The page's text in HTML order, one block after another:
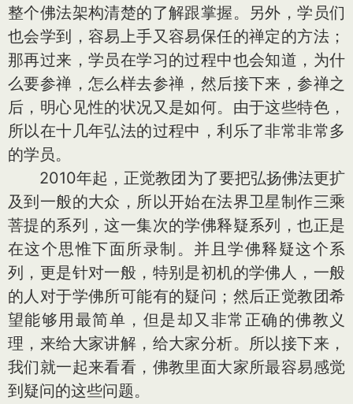
整个佛法架构清楚的了解跟掌握。另外，学员们
也会学到，容易上手又容易保任的禅定的方法；
那再过来，学员在学习的过程中也会知道，为什
么要参禅，怎么样去参禅，然后接下来，参禅之
后，明心见性的状况又是如何。由于这些特色，
所以在十几年弘法的过程中，利乐了非常非常多
的学员。
2010年起，正觉教团为了要把弘扬佛法更扩
及到一般的大众，所以开始在法界卫星制作三乘
菩提的系列，这一集次的学佛释疑系列，也正是
在这个思惟下面所录制。并且学佛释疑这个系
列，更是针对一般，特别是初机的学佛人，一般
的人对于学佛所可能有的疑问；然后正觉教团希
望能够用最简单，但是却又非常正确的佛教义
理，来给大家讲解，给大家分析。所以接下来，
我们就一起来看看，佛教里面大家所最容易感觉
到疑问的这些问题。